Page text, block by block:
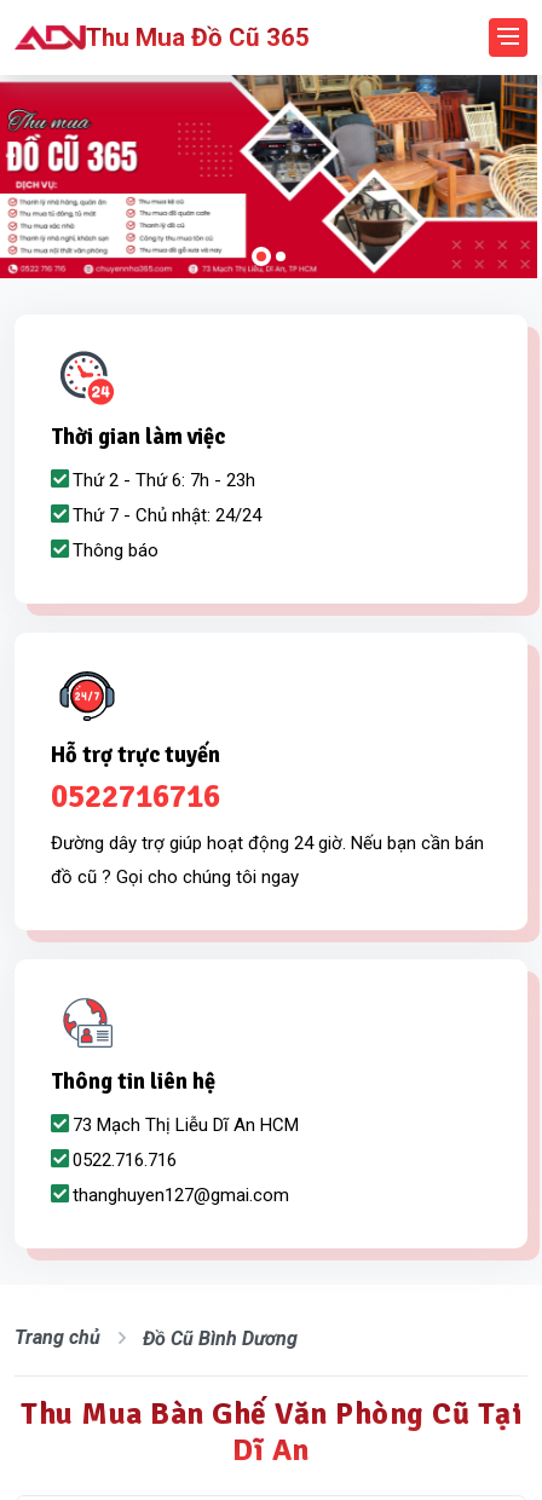
Thu Mua Đồ Cũ 365
Thời gian làm việc
Thứ 2 - Thứ 6: 7h - 23h
Thứ 7 - Chủ nhật: 24/24
Thông báo
Hỗ trợ trực tuyến
0522716716
Đường dây trợ giúp hoạt động 24 giờ. Nếu bạn cần bán
đồ cũ ? Gọi cho chúng tôi ngay
Thông tin liên hệ
73 Mạch Thị Liễu Dĩ An HCM
0522.716.716
thanghuyen127@gmai.com
Trang chủ Đồ Cũ Bình Dương
Thu Mua Bàn Ghế Văn Phòng Cũ Tại
Dĩ An